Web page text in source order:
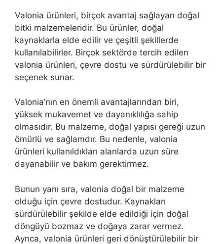
Valonia ürünleri, birçok avantaj sağlayan doğal
bitki malzemeleridir. Bu ürünler, doğal
kaynaklarla elde edilir ve çeşitli şekillerde
kullanılabilirler. Birçok sektörde tercih edilen
valonia ürünleri, çevre dostu ve sürdürülebilir bir
seçenek sunar.
Valonia’nın en önemli avantajlarından biri,
yüksek mukavemet ve dayanıklılığa sahip
olmasıdır. Bu malzeme, doğal yapısı gereği uzun
ömürlü ve sağlamdır. Bu nedenle, valonia
ürünleri kullanıldıkları alanlarda uzun süre
dayanabilir ve bakım gerektirmez.
Bunun yanı sıra, valonia doğal bir malzeme
olduğu için çevre dostudur. Kaynakları
sürdürülebilir şekilde elde edildiği için doğal
döngüyü bozmaz ve doğaya zarar vermez.
Ayrıca, valonia ürünleri geri dönüştürülebilir bir